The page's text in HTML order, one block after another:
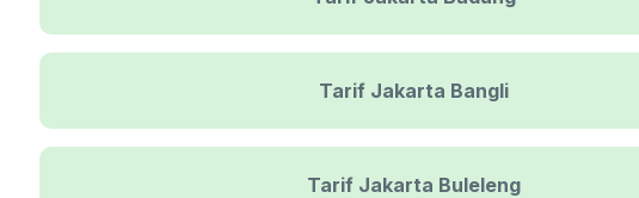
Tarif Jakarta Bangli
Tarif Jakarta Buleleng